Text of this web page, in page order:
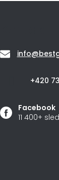
info@
+420
Facebook
11 400+